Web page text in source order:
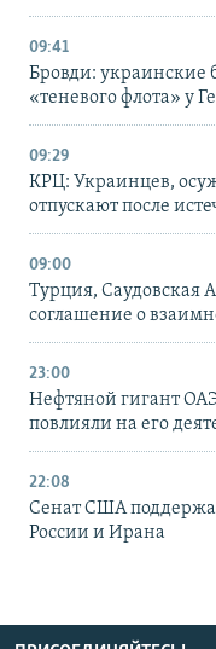
09:41
Бровди: украинские
«теневого флота» у
09:29
КРЦ: Украинцев,
отпускают после
09:00
Турция, Саудовская
соглашение о
23:00
Нефтяной гигант
повлияли на его
22:08
Сенат США
России и Ирана